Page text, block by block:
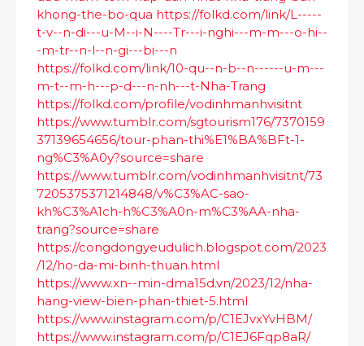
khong-the-bo-qua https://folkd.com/link/L-----
t-v--n-di---u-M--i-N----Tr---i-nghi---m-m---o-hi--
-m-tr--n-l--n-gi---bi---n
https://folkd.com/link/10-qu--n-b--n------u-m---
m-t--m-h---p-d---n-nh---t-Nha-Trang
https://folkd.com/profile/vodinhmanhvisitnt
https://www.tumblr.com/sgtourism176/7370159
37139654656/tour-phan-thi%E1%BA%BFt-1-
ng%C3%A0y?source=share
https://www.tumblr.com/vodinhmanhvisitnt/73
7205375371214848/v%C3%AC-sao-
kh%C3%A1ch-h%C3%A0n-m%C3%AA-nha-
trang?source=share
https://congdongyeudulich.blogspot.com/2023
/12/ho-da-mi-binh-thuan.html
https://www.xn--min-dma15d.vn/2023/12/nha-
hang-view-bien-phan-thiet-5.html
https://www.instagram.com/p/C1EJvxYvHBM/
https://www.instagram.com/p/C1EJ6Fqp8aR/